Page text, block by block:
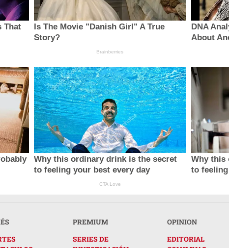
That
Is The Movie "Danish Girl" A True
Story?
Brainberries
DNA
About
Why this ordinary drink is the secret
to feeling your best every day
CTA Love
Why this
to
PREMIUM
SERIES DE
OPINION
EDITORIAL